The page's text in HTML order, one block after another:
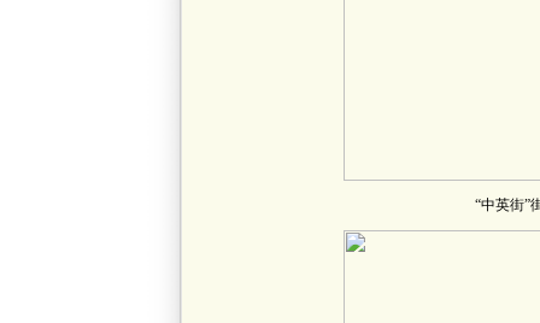
“中英街”